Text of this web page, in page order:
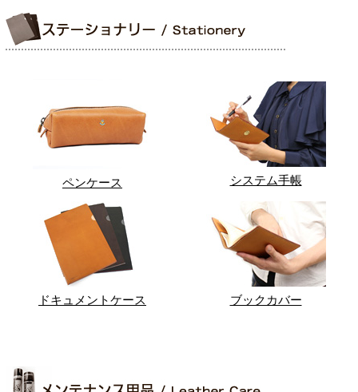
ペンケース システム手帳
ドキュメントケース ブックカバー